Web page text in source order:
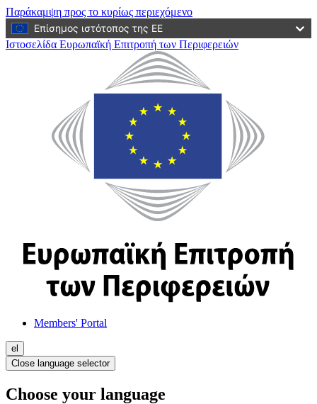
Παράκαμψη προς το κυρίως περιεχόμενο
Επίσημος ιστότοπος της ΕΕ
Ιστοσελίδα Ευρωπαϊκή Επιτροπή των Περιφερειών
Members' Portal
el
Close language selector
Choose your language